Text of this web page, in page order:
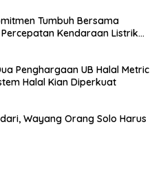
Tumbuh Bersama
Kendaraan Listrik
Penghargaan UB Halal Metric
Halal Kian Diperkuat
Wayang Orang Solo Harus